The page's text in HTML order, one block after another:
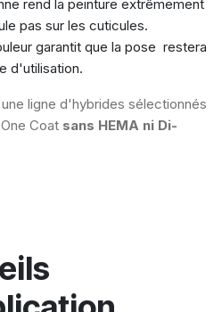
rend la peinture extrêmement
pas sur les cuticules.
garantit que la pose restera
d'utilisation.
ligne d'hybrides sélectionnés
Coat sans HEMA ni Di-